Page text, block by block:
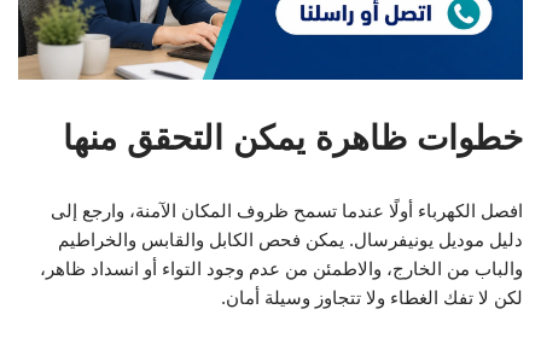
خطوات ظاهرة يمكن التحقق منها
افصل الكهرباء أولًا عندما تسمح ظروف المكان الآمنة، وارجع إلى
دليل موديل يونيفرسال. يمكن فحص الكابل والقابس والخراطيم
والباب من الخارج، والاطمئن من عدم وجود التواء أو انسداد ظاهر،
لكن لا تفك الغطاء ولا تتجاوز وسيلة أمان.